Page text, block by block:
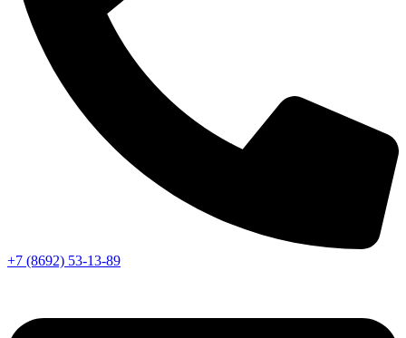
+7 (8692) 53-13-89